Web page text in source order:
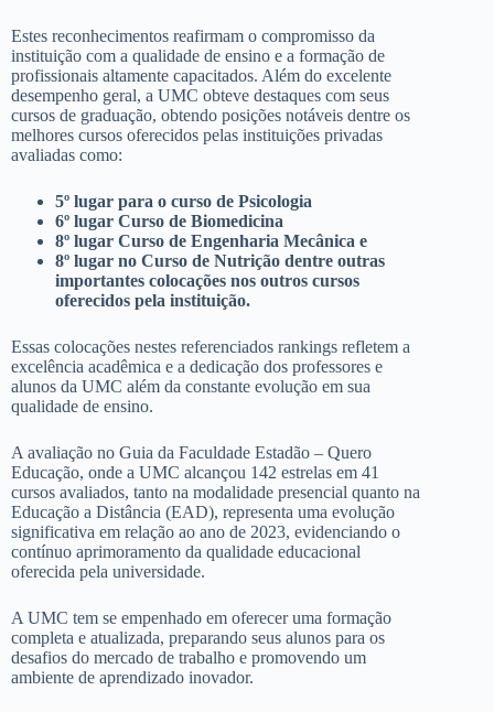
Estes reconhecimentos reafirmam o compromisso da
instituição com a qualidade de ensino e a formação de
profissionais altamente capacitados. Além do excelente
desempenho geral, a UMC obteve destaques com seus
cursos de graduação, obtendo posições notáveis dentre os
melhores cursos oferecidos pelas instituições privadas
avaliadas como:
5º lugar para o curso de Psicologia
6º lugar Curso de Biomedicina
8º lugar Curso de Engenharia Mecânica e
8º lugar no Curso de Nutrição dentre outras
importantes colocações nos outros cursos
oferecidos pela instituição.
Essas colocações nestes referenciados rankings refletem a
excelência acadêmica e a dedicação dos professores e
alunos da UMC além da constante evolução em sua
qualidade de ensino.
A avaliação no Guia da Faculdade Estadão – Quero
Educação, onde a UMC alcançou 142 estrelas em 41
cursos avaliados, tanto na modalidade presencial quanto na
Educação a Distância (EAD), representa uma evolução
significativa em relação ao ano de 2023, evidenciando o
contínuo aprimoramento da qualidade educacional
oferecida pela universidade.
A UMC tem se empenhado em oferecer uma formação
completa e atualizada, preparando seus alunos para os
desafios do mercado de trabalho e promovendo um
ambiente de aprendizado inovador.